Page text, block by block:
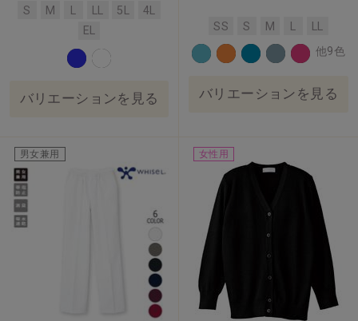
S M L LL 5L
4L
EL
バリエーションを見る
SS S M L
LL
他9色
バリエーションを見る
男女兼用 女性用